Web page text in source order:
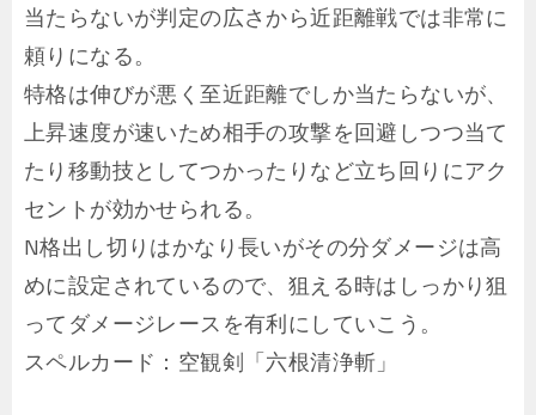
当たらないが判定の広さから近距離戦では非常に
頼りになる。
特格は伸びが悪く至近距離でしか当たらないが、
上昇速度が速いため相手の攻撃を回避しつつ当て
たり移動技としてつかったりなど立ち回りにアク
セントが効かせられる。
N格出し切りはかなり長いがその分ダメージは高
めに設定されているので、狙える時はしっかり狙
ってダメージレースを有利にしていこう。
スペルカード：空観剣「六根清浄斬」